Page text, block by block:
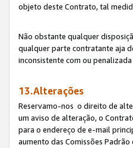
objeto deste Contrato, tal
Não obstante qualquer
qualquer parte contratante aja
inconsistente com ou
13.Alterações
Reservamo-nos o direito de
um aviso de alteração, o
para o endereço de e-mail
aumento das Comissões